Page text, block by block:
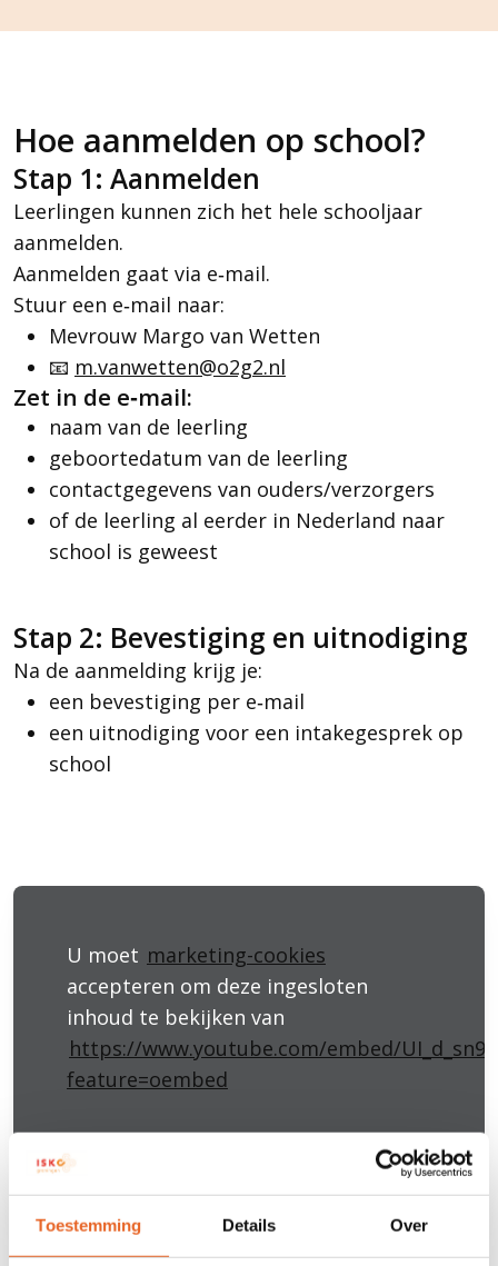
Toestemming Details Over
Hoe aanmelden op school?
Stap 1: Aanmelden
Leerlingen kunnen zich het hele schooljaar
aanmelden.
Aanmelden gaat via e‑mail.
Stuur een e‑mail naar:
Mevrouw Margo van Wetten
📧 m.vanwetten@o2g2.nl
Zet in de e‑mail:
naam van de leerling
geboortedatum van de leerling
contactgegevens van ouders/verzorgers
of de leerling al eerder in Nederland naar
school is geweest
Stap 2: Bevestiging en uitnodiging
Na de aanmelding krijg je:
een bevestiging per e‑mail
een uitnodiging voor een intakegesprek op
school
U moet marketing-cookies
accepteren om deze ingesloten
inhoud te bekijken van
https://www.youtube.com/embed/
feature=oembed
Bekijk ons introductiefilmpje.
Stap 3: Intakegesprek op school